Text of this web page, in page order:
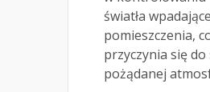
światła
pomieszczenia,
przyczynia się
pożądanej